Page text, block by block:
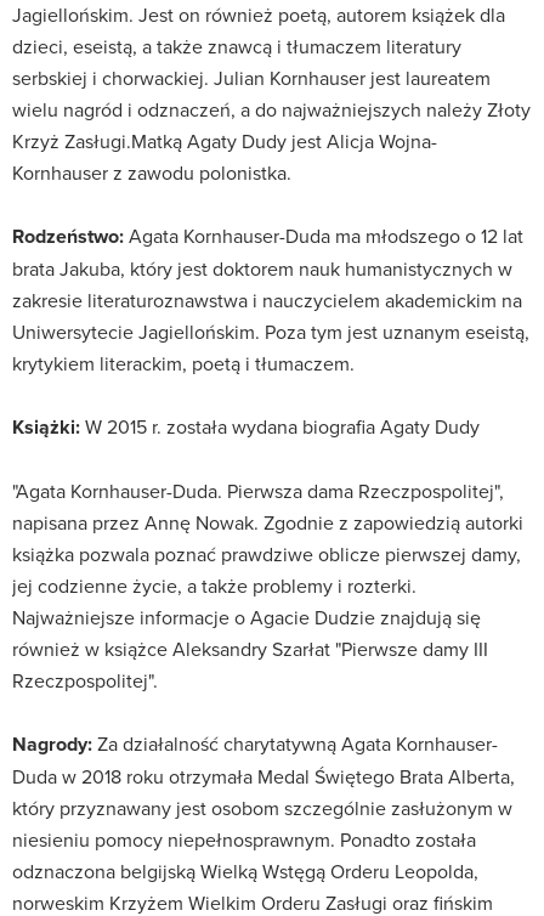
Jagiellońskim. Jest on również poetą, autorem książek dla
dzieci, eseistą, a także znawcą i tłumaczem literatury
serbskiej i chorwackiej. Julian Kornhauser jest laureatem
wielu nagród i odznaczeń, a do najważniejszych należy Złoty
Krzyż Zasługi.Matką Agaty Dudy jest Alicja Wojna-
Kornhauser z zawodu polonistka.
Rodzeństwo:Agata Kornhauser-Duda ma młodszego o 12 lat
brata Jakuba, który jest doktorem nauk humanistycznych w
zakresie literaturoznawstwa i nauczycielem akademickim na
Uniwersytecie Jagiellońskim. Poza tym jest uznanym eseistą,
krytykiem literackim, poetą i tłumaczem.
Książki:W 2015 r. została wydana biografia Agaty Dudy
"Agata Kornhauser-Duda. Pierwsza dama Rzeczpospolitej",
napisana przez Annę Nowak. Zgodnie z zapowiedzią autorki
książka pozwala poznać prawdziwe oblicze pierwszej damy,
jej codzienne życie, a także problemy i rozterki.
Najważniejsze informacje o Agacie Dudzie znajdują się
również w książce Aleksandry Szarłat "Pierwsze damy III
Rzeczpospolitej".
Nagrody:Za działalność charytatywną Agata Kornhauser-
Duda w 2018 roku otrzymała Medal Świętego Brata Alberta,
który przyznawany jest osobom szczególnie zasłużonym w
niesieniu pomocy niepełnosprawnym. Ponadto została
odznaczona belgijską Wielką Wstęgą Orderu Leopolda,
norweskim Krzyżem Wielkim Orderu Zasługi oraz fińskim